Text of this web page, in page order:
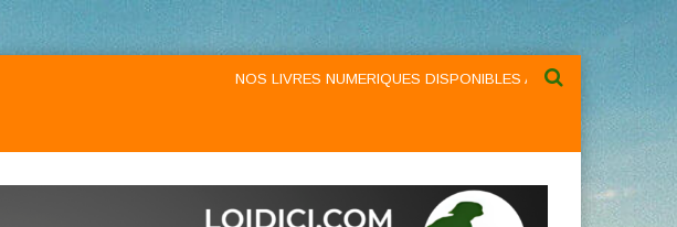
NOS LIVRES NUMERIQUES DISPONIBLES AU NIVEAU DU MENU